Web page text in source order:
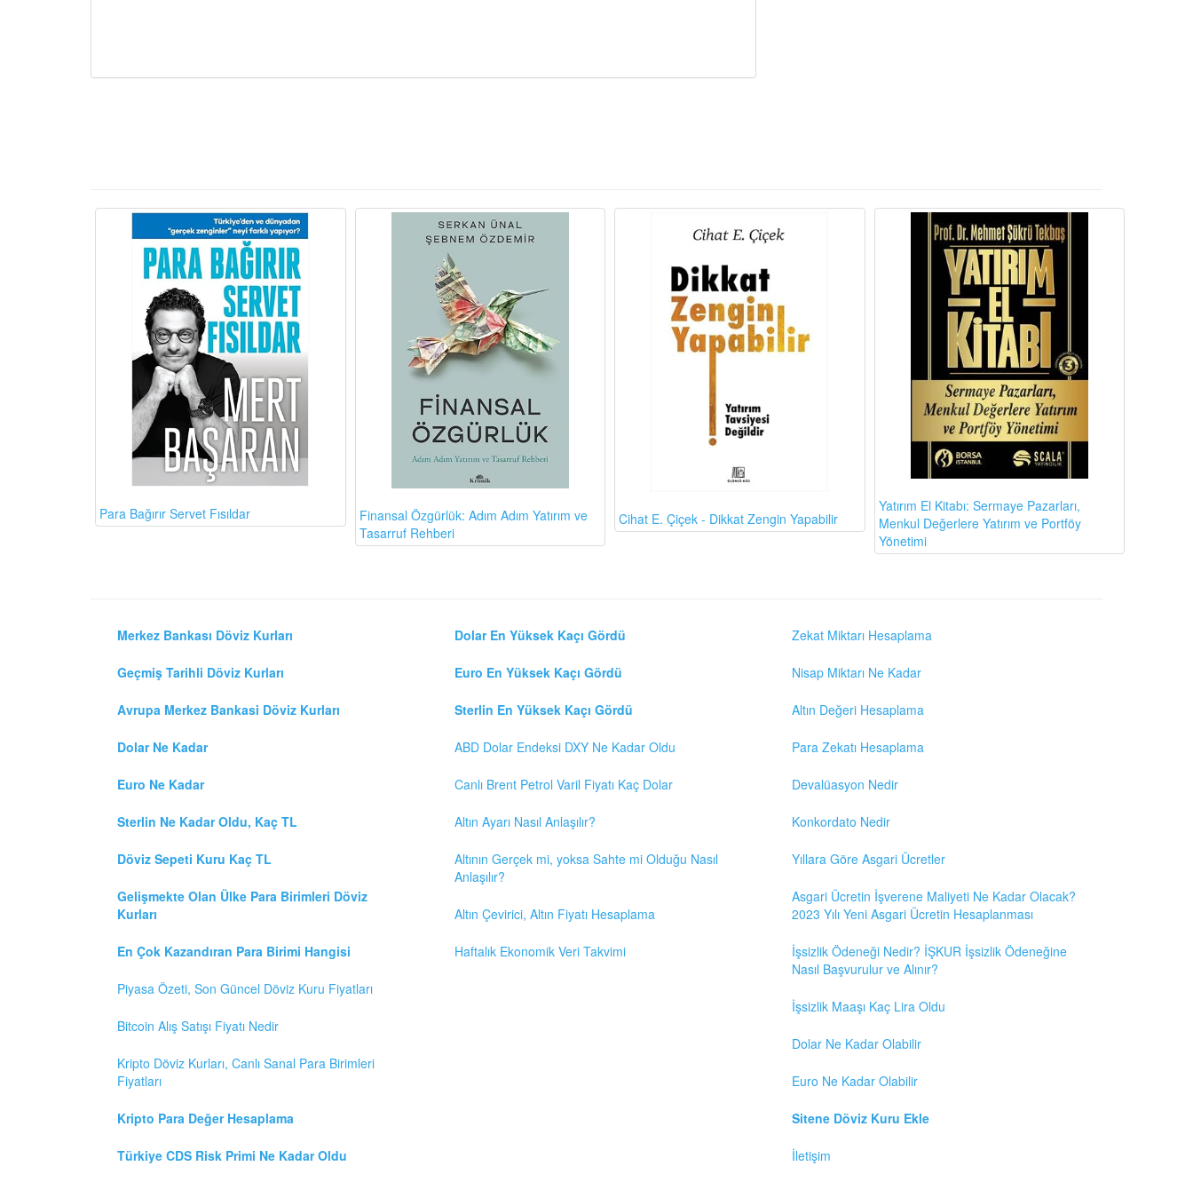
Para Bağırır Servet Fısıldar
Finansal Özgürlük: Adım Adım Yatırım ve
Tasarruf Rehberi
Cihat E. Çiçek - Dikkat Zengin Yapabilir
Yatırım El Kitabı: Sermaye Pazarları,
Menkul Değerlere Yatırım ve Portföy
Yönetimi
Merkez Bankası Döviz Kurları
Geçmiş Tarihli Döviz Kurları
Avrupa Merkez Bankasi Döviz Kurları
Dolar Ne Kadar
Euro Ne Kadar
Sterlin Ne Kadar Oldu, Kaç TL
Döviz Sepeti Kuru Kaç TL
Gelişmekte Olan Ülke Para Birimleri Döviz
Kurları
En Çok Kazandıran Para Birimi Hangisi
Piyasa Özeti, Son Güncel Döviz Kuru Fiyatları
Bitcoin Alış Satışı Fiyatı Nedir
Kripto Döviz Kurları, Canlı Sanal Para Birimleri
Fiyatları
Kripto Para Değer Hesaplama
Türkiye CDS Risk Primi Ne Kadar Oldu
Dolar En Yüksek Kaçı Gördü
Euro En Yüksek Kaçı Gördü
Sterlin En Yüksek Kaçı Gördü
ABD Dolar Endeksi DXY Ne Kadar Oldu
Canlı Brent Petrol Varil Fiyatı Kaç Dolar
Altın Ayarı Nasıl Anlaşılır?
Altının Gerçek mi, yoksa Sahte mi Olduğu Nasıl
Anlaşılır?
Altın Çevirici, Altın Fiyatı Hesaplama
Haftalık Ekonomik Veri Takvimi
Zekat Miktarı Hesaplama
Nisap Miktarı Ne Kadar
Altın Değeri Hesaplama
Para Zekatı Hesaplama
Devalüasyon Nedir
Konkordato Nedir
Yıllara Göre Asgari Ücretler
Asgari Ücretin İşverene Maliyeti Ne Kadar Olacak?
2023 Yılı Yeni Asgari Ücretin Hesaplanması
İşsizlik Ödeneği Nedir? İŞKUR İşsizlik Ödeneğine
Nasıl Başvurulur ve Alınır?
İşsizlik Maaşı Kaç Lira Oldu
Dolar Ne Kadar Olabilir
Euro Ne Kadar Olabilir
Sitene Döviz Kuru Ekle
İletişim